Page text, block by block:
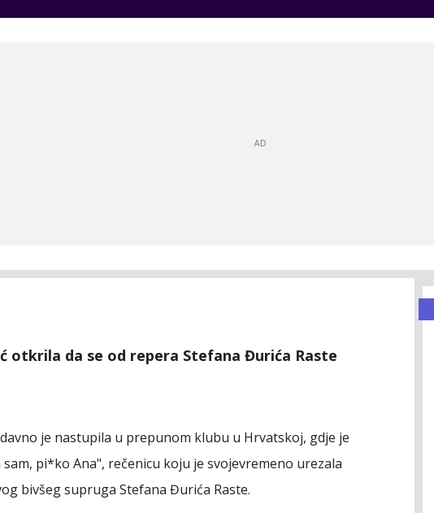
otkrila da se od repera Stefana Đurića Raste
je nastupila u prepunom klubu u Hrvatskoj, gdje je
sam, pi*ko Ana", rečenicu koju je svojevremeno urezala
bivšeg supruga Stefana Đurića Raste.